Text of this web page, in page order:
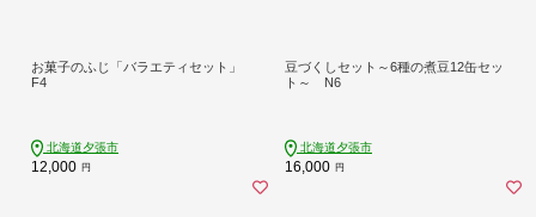
お菓子のふじ「バラエティセット」
F4
北海道夕張市
12,000 円
豆づくしセット～6種の煮豆12缶セッ
ト～ N6
北海道夕張市
16,000 円